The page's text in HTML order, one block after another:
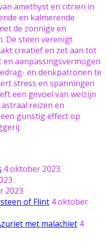
amethyst en citrien in
en kalmerende
de zonnige en
De steen verenigt
creatief en zet aan tot
aanpassingsvermogen
en denkpatronen te
stress en spanningen
een gevoel van welzijn
reizen en
gunstig effect op
4 oktober 2023
2023
of Flint 4 oktober
met malachiet 4